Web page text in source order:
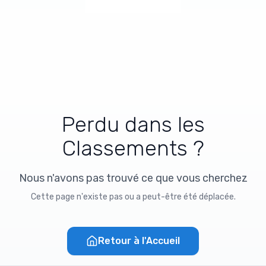
Perdu dans les
Classements ?
Nous n'avons pas trouvé ce que vous cherchez
Cette page n'existe pas ou a peut-être été déplacée.
Retour à l'Accueil